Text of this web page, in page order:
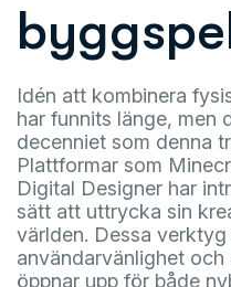
Idén att kombinera
har funnits länge, men
decenniet som denna
Plattformar som
Digital Designer har
sätt att uttrycka sin
världen. Dessa
användarvänlighet
öppnar upp för både